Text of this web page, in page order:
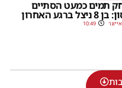
תמים כמעט הסתיים
ברגע האחרון
10:49